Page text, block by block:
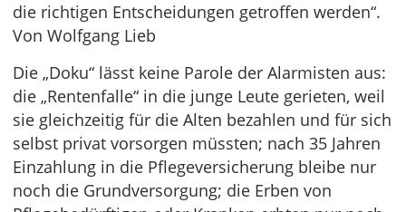
die richtigen Entscheidungen getroffen werden“.
Von Wolfgang Lieb
Die „Doku“ lässt keine Parole der Alarmisten aus:
die „Rentenfalle“ in die junge Leute gerieten, weil
sie gleichzeitig für die Alten bezahlen und für sich
selbst privat vorsorgen müssten; nach 35 Jahren
Einzahlung in die Pflegeversicherung bleibe nur
noch die Grundversorgung; die Erben von